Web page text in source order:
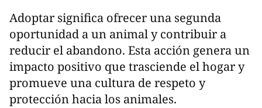
Adoptar significa ofrecer una segunda
oportunidad a un animal y contribuir a
reducir el abandono. Esta acción genera un
impacto positivo que trasciende el hogar y
promueve una cultura de respeto y
protección hacia los animales.